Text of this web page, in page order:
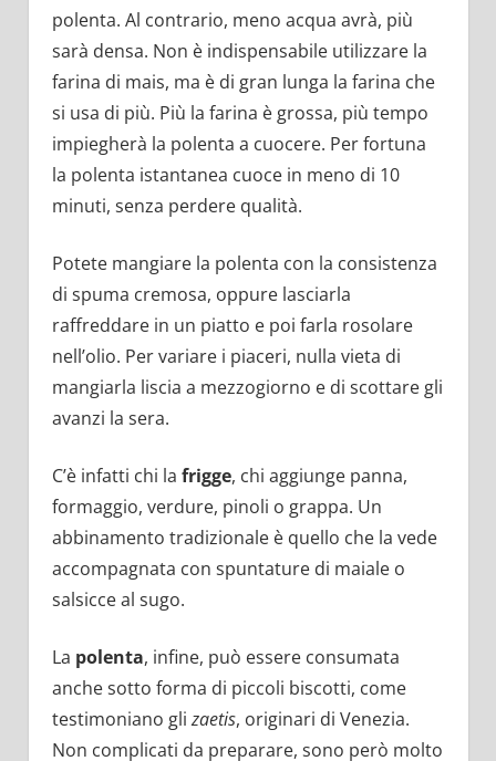
polenta. Al contrario, meno acqua avrà, più
sarà densa. Non è indispensabile utilizzare la
farina di mais, ma è di gran lunga la farina che
si usa di più. Più la farina è grossa, più tempo
impiegherà la polenta a cuocere. Per fortuna
la polenta istantanea cuoce in meno di 10
minuti, senza perdere qualità.
Potete mangiare la polenta con la consistenza
di spuma cremosa, oppure lasciarla
raffreddare in un piatto e poi farla rosolare
nell’olio. Per variare i piaceri, nulla vieta di
mangiarla liscia a mezzogiorno e di scottare gli
avanzi la sera.
C’è infatti chi la frigge, chi aggiunge panna,
formaggio, verdure, pinoli o grappa. Un
abbinamento tradizionale è quello che la vede
accompagnata con spuntature di maiale o
salsicce al sugo.
La polenta, infine, può essere consumata
anche sotto forma di piccoli biscotti, come
testimoniano glizaetis, originari di Venezia.
Non complicati da preparare, sono però molto